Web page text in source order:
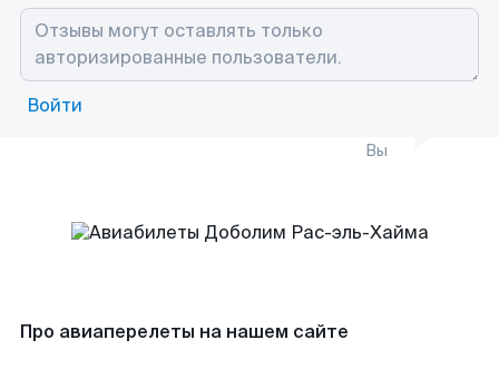
Войти
Вы
Про авиаперелеты на нашем сайте